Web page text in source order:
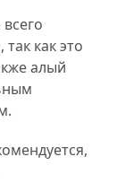
как это
алый